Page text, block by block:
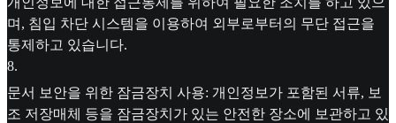
며, 침입 차단 시스템을 이용하여 외부로부터의 무단 접근을
통제하고 있습니다.
8.
문서 보안을 위한 잠금장치 사용: 개인정보가 포함된 서류, 보
조 저장매체 등을 잠금장치가 있는 안전한 장소에 보관하고 있